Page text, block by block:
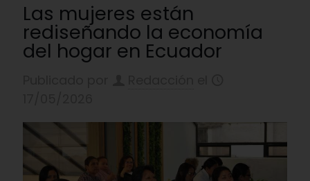
Las mujeres están
rediseñando la economía
del hogar en Ecuador